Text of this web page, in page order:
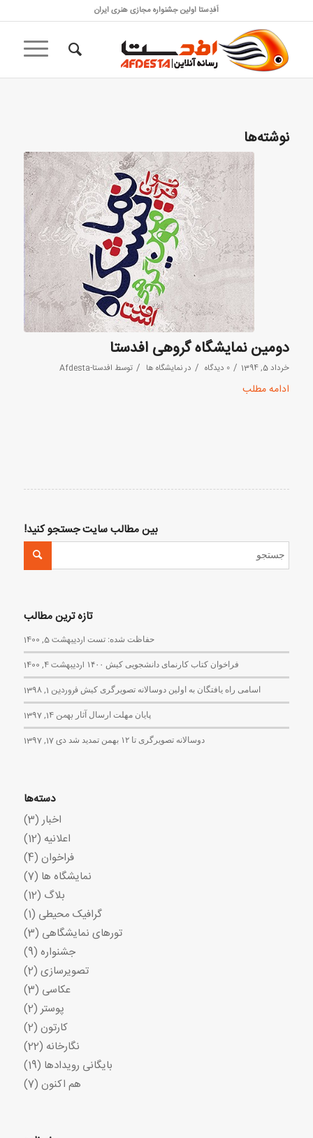
اَفدِستا اولین جشنواره مجازی هنری ایران
نوشته‌ها
دومین نمایشگاه گروهی افدستا
خرداد 5, 1394 / 0 دیدگاه / در نمایشگاه ها / توسط افدستا-Afdesta
ادامه مطلب
بین مطالب سایت جستجو کنید!
تازه ترین مطالب
حفاظت شده: تست اردیبهشت 5, 1400
فراخوان کتاب کارنمای دانشجویی کیش ۱۴۰۰ اردیبهشت 4, 1400
اسامی راه یافتگان به اولین دوسالانه تصویرگری کیش فروردین 1, 1398
پایان مهلت ارسال آثار بهمن 14, 1397
دوسالانه تصویرگری تا ۱۲ بهمن تمدید شد دی 17, 1397
دسته‌ها
اخبار (3)
اعلانیه (12)
فراخوان (4)
نمایشگاه ها (7)
بلاگ (12)
گرافیک محیطی (1)
تورهای نمایشگاهی (3)
جشنواره (9)
تصویرسازی (2)
عکاسی (3)
پوستر (2)
کارتون (2)
نگارخانه (22)
بایگانی رویدادها (19)
هم اکنون (7)